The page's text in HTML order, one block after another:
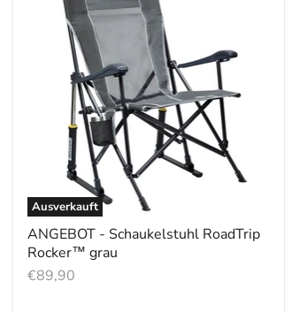
Ausverkauft
ANGEBOT - Schaukelstuhl RoadTrip
Rocker™ grau
€89,90